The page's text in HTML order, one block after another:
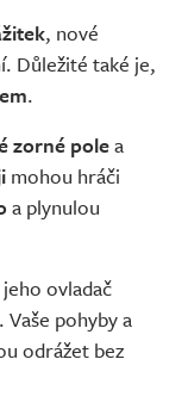
, nové
Důležité také je,
.
zorné polea
mohou hráči
a plynulou
ovladač
pohyby a
odrážet bez